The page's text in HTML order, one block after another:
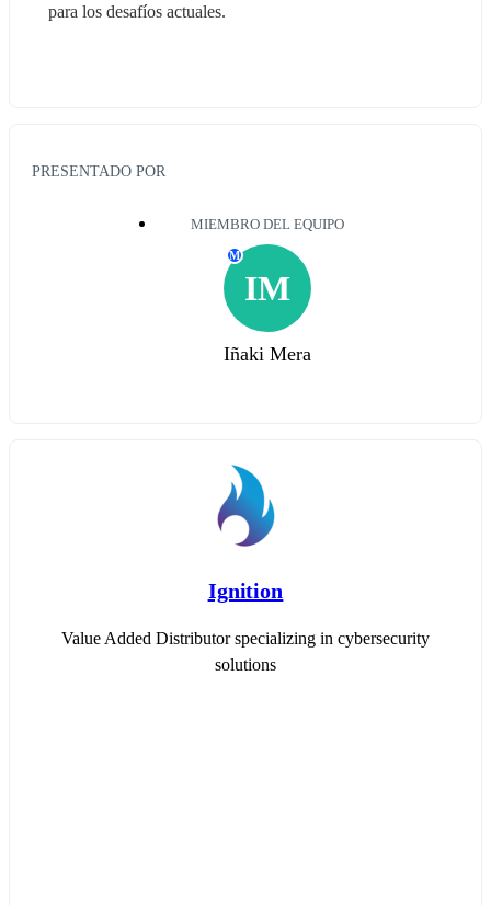
para los desafíos actuales.
PRESENTADO POR
MIEMBRO DEL EQUIPO
IM
M
Iñaki Mera
Ignition
Value Added Distributor specializing in cybersecurity
solutions